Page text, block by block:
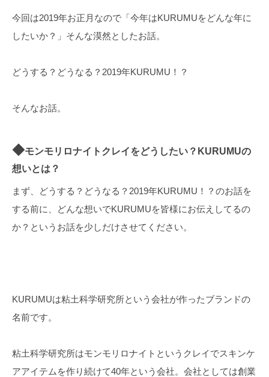
今回は2019年お正月なので「今年はKURUMUをどんな年に
したいか？」そんな漠然としたお話。
どうする？どうなる？2019年KURUMU！？
そんなお話。
◆モンモリロナイトクレイをどうしたい？KURUMUの
想いとは？
まず、どうする？どうなる？2019年KURUMU！？のお話を
する前に、どんな想いでKURUMUを皆様にお伝えしてるの
か？というお話を少しだけさせてください。
KURUMUは粘土科学研究所という会社が作ったブランドの
名前です。
粘土科学研究所はモンモリロナイトというクレイでスキンケ
アアイテムを作り続けて40年という会社。会社としては創業